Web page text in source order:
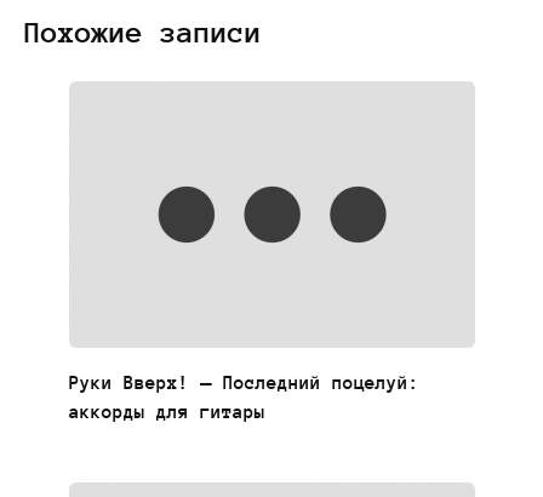
Похожие записи
Руки Вверх! — Последний поцелуй:
аккорды для гитары